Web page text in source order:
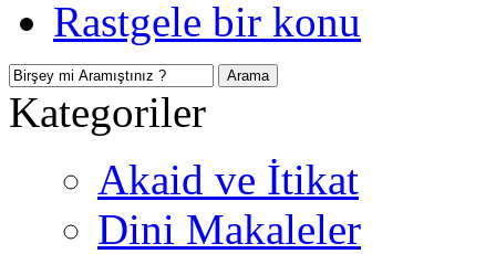
Rastgele bir konu
Kategoriler
Akaid ve İtikat
Dini Makaleler